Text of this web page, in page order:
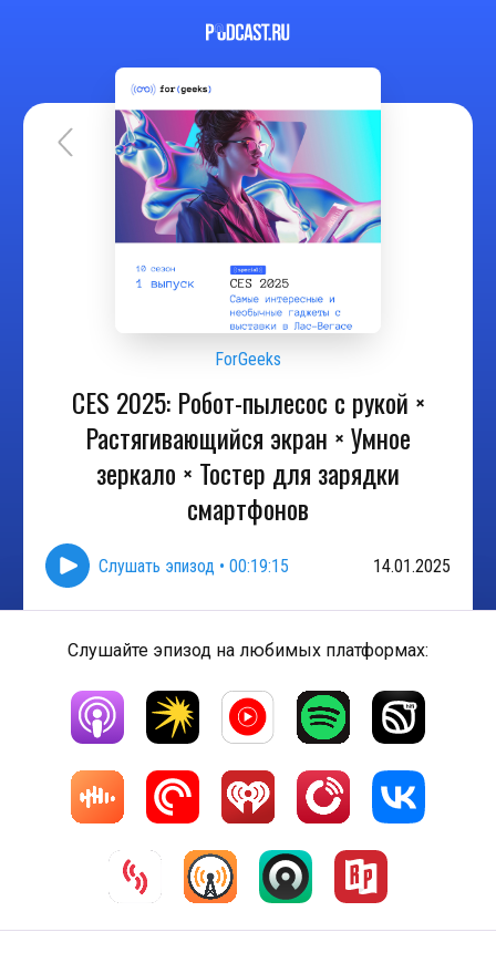
ForGeeks
CES 2025: Робот-пылесос с рукой ×
Растягивающийся экран × Умное
зеркало × Тостер для зарядки
смартфонов
Слушать эпизод • 00:19:15 14.01.2025
Слушайте эпизод на любимых платформах: